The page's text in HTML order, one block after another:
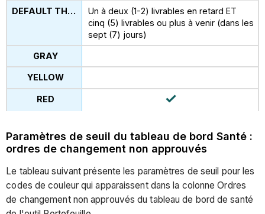
Un à deux (1-2) livrables en retard ET
cinq (5) livrables ou plus à venir (dans les
sept (7) jours)
Paramètres de seuil du tableau de bord Santé :
ordres de changement non approuvés
Le tableau suivant présente les paramètres de seuil pour les
codes de couleur qui apparaissent dans la colonne Ordres
de changement non approuvés du tableau de bord de santé